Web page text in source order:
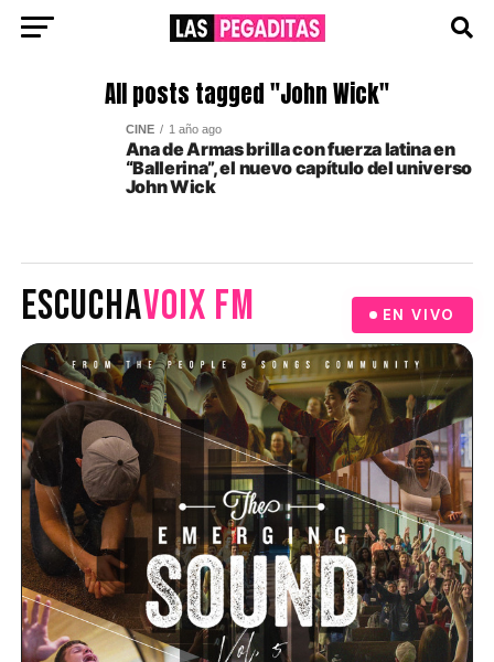
All posts tagged "John Wick"
CINE 1 año ago
Ana de Armas brilla con fuerza latina en
“Ballerina”, el nuevo capítulo del universo
John Wick
ESCUCHAVOIX FM EN VIVO